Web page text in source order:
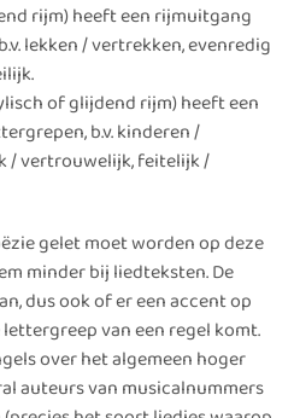
rijm) heeft een rijmuitgang
lekken / vertrekken, evenredig
of glijdend rijm) heeft een
b.v. kinderen /
/ vertrouwelijk, feitelijk /
gelet moet worden op deze
minder bij liedteksten. De
dus ook of er een accent op
van een regel komt.
over het algemeen hoger
auteurs van musicalnummers